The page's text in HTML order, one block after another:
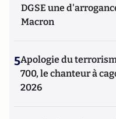
DGSE une
Macron
5Apologie du
700, le chanteur à
2026